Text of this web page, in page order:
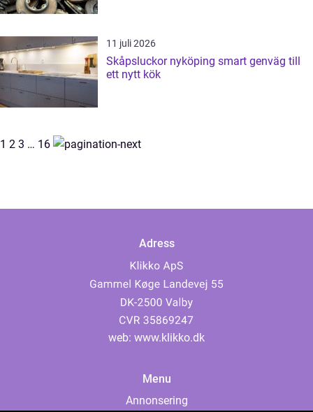
11 juli 2026
Skåpsluckor nyköping smart genväg till
ett nytt kök
1 2 3 … 16
Adress
web: www.klikko.dk
Menu
Annonsering